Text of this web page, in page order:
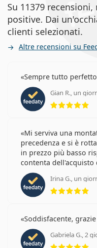
Su 11379
positive. Dai
clienti selezionati.
Altre recensioni su
Sempre tutto
Gian R., un
Mi serviva una
precedenza e si è
in prezzo più basso
contenta dell'acquisto
Irina G., un
Soddisfacente,
Gabriela G., 2